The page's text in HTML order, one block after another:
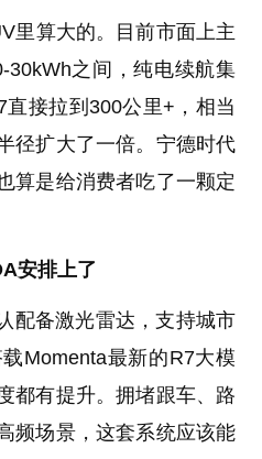
里算大的。目前市面上主
30kWh之间，纯电续航集
接拉到300公里+，相当
径扩大了一倍。宁德时代
算是给消费者吃了一颗定
安排上了
配备激光雷达，支持城市
Momenta最新的R7大模
都有提升。拥堵跟车、路
频场景，这套系统应该能